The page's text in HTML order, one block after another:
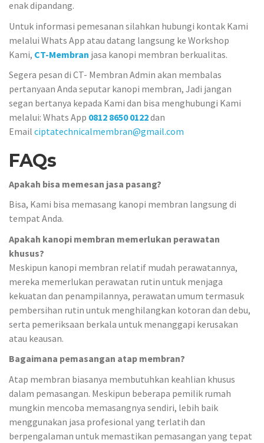
enak dipandang.
Untuk informasi pemesanan silahkan hubungi kontak Kami
melalui Whats App atau datang langsung ke Workshop
Kami, CT-Membran jasa kanopi membran berkualitas.
Segera pesan di CT- Membran Admin akan membalas
pertanyaan Anda seputar kanopi membran, Jadi jangan
segan bertanya kepada Kami dan bisa menghubungi Kami
melalui: Whats App 0812 8650 0122dan
Email ciptatechnicalmembran@gmail.com
FAQs
Apakah bisa memesan jasa pasang?
Bisa, Kami bisa memasang kanopi membran langsung di
tempat Anda.
Apakah kanopi membran memerlukan perawatan
khusus?
Meskipun kanopi membran relatif mudah perawatannya,
mereka memerlukan perawatan rutin untuk menjaga
kekuatan dan penampilannya, perawatan umum termasuk
pembersihan rutin untuk menghilangkan kotoran dan debu,
serta pemeriksaan berkala untuk menanggapi kerusakan
atau keausan.
Bagaimana pemasangan atap membran?
Atap membran biasanya membutuhkan keahlian khusus
dalam pemasangan. Meskipun beberapa pemilik rumah
mungkin mencoba memasangnya sendiri, lebih baik
menggunakan jasa profesional yang terlatih dan
berpengalaman untuk memastikan pemasangan yang tepat